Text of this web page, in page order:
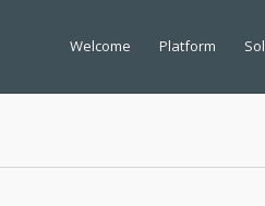
Welcome Platform